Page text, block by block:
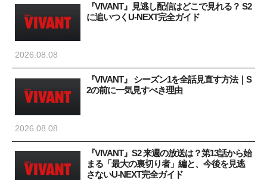
『VIVANT』見逃し配信はどこで見れる？ S2
に追いつくU-NEXT完全ガイド
2026.08.08
『VIVANT』 シーズン1を全話見直す方法｜S
2の前に一気見すべき理由
2026.08.08
『VIVANT』S2 来週の放送は？第13話から始
まる「最大の裏切り者」編と、今後を見逃
さないU-NEXT完全ガイド